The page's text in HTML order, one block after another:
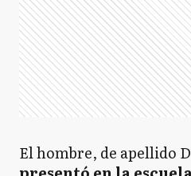
El hombre, de apellido